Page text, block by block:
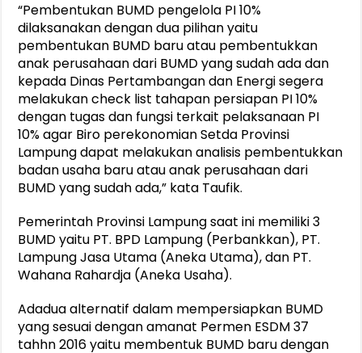
“Pembentukan BUMD pengelola PI 10%
dilaksanakan dengan dua pilihan yaitu
pembentukan BUMD baru atau pembentukkan
anak perusahaan dari BUMD yang sudah ada dan
kepada Dinas Pertambangan dan Energi segera
melakukan check list tahapan persiapan PI 10%
dengan tugas dan fungsi terkait pelaksanaan PI
10% agar Biro perekonomian Setda Provinsi
Lampung dapat melakukan analisis pembentukkan
badan usaha baru atau anak perusahaan dari
BUMD yang sudah ada,” kata Taufik.
Pemerintah Provinsi Lampung saat ini memiliki 3
BUMD yaitu PT. BPD Lampung (Perbankkan), PT.
Lampung Jasa Utama (Aneka Utama), dan PT.
Wahana Rahardja (Aneka Usaha).
Adadua alternatif dalam mempersiapkan BUMD
yang sesuai dengan amanat Permen ESDM 37
tahhn 2016 yaitu membentuk BUMD baru dengan